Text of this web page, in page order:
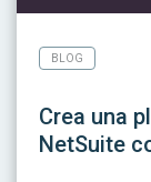
BLOG
Crea una
NetSuite